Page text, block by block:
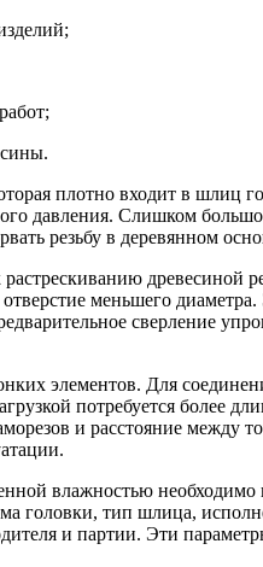
плотно входит в шлиц
давления. Слишком
резьбу в деревянном
древесиной
меньшего
сверление
элементов. Для
потребуется более
и расстояние между
влажностью необходимо
головки, тип шлица,
и партии. Эти